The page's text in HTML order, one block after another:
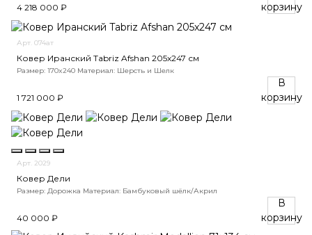
4 218 000 ₽
корзину
Арт. 074ат
Ковер Иранский Tabriz Afshan 205x247 см
Размер: 170x240 Материал: Шерсть и Шелк
1 721 000 ₽
В
корзину
Арт. 2029
Ковер Дели
Размер: Дорожка Материал: Бамбуковый шёлк/Акрил
40 000 ₽
В
корзину